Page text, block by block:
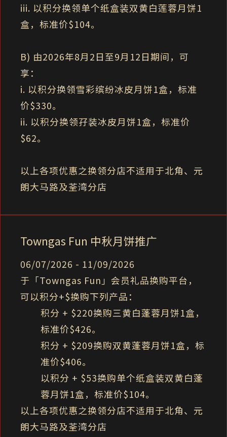
iii. 以积分换领单个纸盒装双黄白莲蓉月饼1
盒，标准价$104。
B) 由2026年8月2日至9月12日期间，可
享：
i. 以积分换领雪彩缤纷冰皮月饼1盒，标准
价$330。
ii. 以积分换领孖装冰皮月饼1盒，标准价
$62。
以上各项优惠之换领分店不适用于北角、元
朗大马路及荃湾分店
Towngas Fun 中秋月饼推广
06/07/2026 - 11/09/2026
于「Towngas Fun」会员礼品换购平台，
可以积分+$换购下列产品：
积分 + $220换购三黄白蓬蓉月饼1盒，
标准价$426。
积分 + $209换购双黄蓬蓉月饼1盒，标
准价$406。
以积分 + $53换购单个纸盒装双黄白蓬
蓉月饼1盒，标准价$104。
以上各项优惠之换领分店不适用于北角、元
朗大马路及荃湾分店